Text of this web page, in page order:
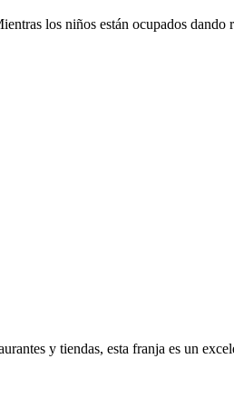
los niños están ocupados dando
y tiendas, esta franja es un